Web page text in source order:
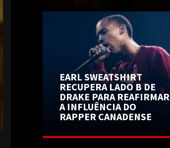
EARL SWEATSHIRT
RECUPERA LADO B DE
DRAKE PARA REAFIRMAR
A INFLUÊNCIA DO
RAPPER CANADENSE